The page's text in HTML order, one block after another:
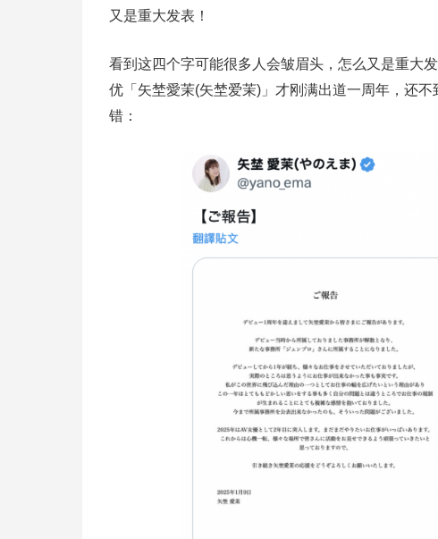
又是重大发表！
看到这四个字可能很多人会皱眉头，怎么又是重大
优「 矢埜愛茉(矢埜爱茉)」才刚满出道一周年，还
错：